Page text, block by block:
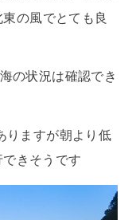
の風でとても良
の状況は確認でき
ますが朝より低
きそうです